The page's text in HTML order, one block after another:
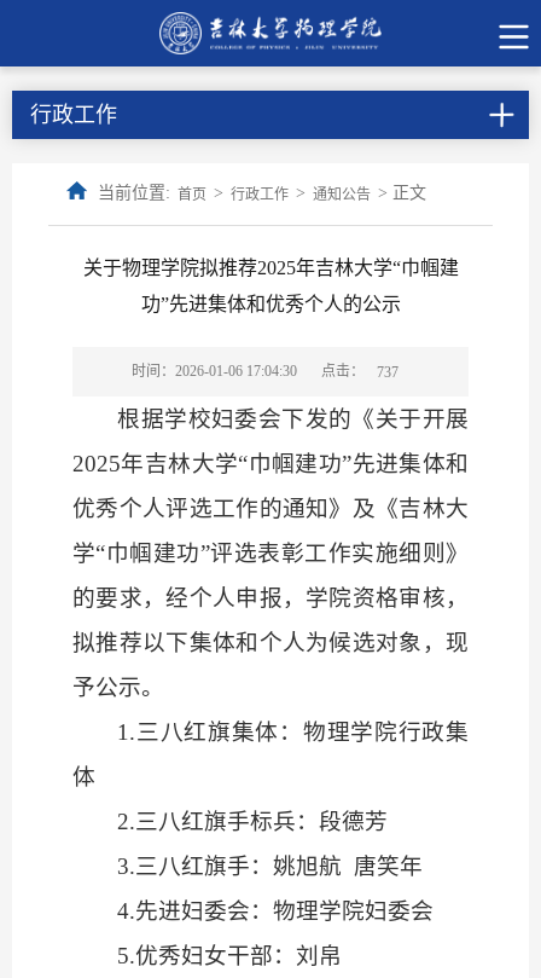
行政工作
当前位置: 首页 > 行政工作 > 通知公告 > 正文
关于物理学院拟推荐2025年吉林大学“巾帼建
功”先进集体和优秀个人的公示
时间：2026-01-06 17:04:30 点击： 737
根据学校妇委会下发的《关于开展
2025年吉林大学“巾帼建功”先进集体和
优秀个人评选工作的通知》及《吉林大
学“巾帼建功”评选表彰工作实施细则》
的要求，经个人申报，学院资格审核，
拟推荐以下集体和个人为候选对象，现
予公示。
1.三八红旗集体：物理学院行政集
体
2.三八红旗手标兵：段德芳
3.三八红旗手：姚旭航 唐笑年
4.先进妇委会：物理学院妇委会
5.优秀妇女干部：刘帛